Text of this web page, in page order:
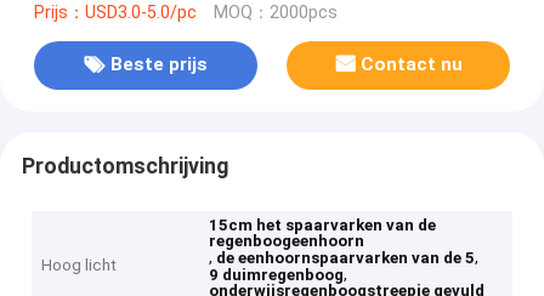
Prijs：USD3.0-5.0/pc MOQ：2000pcs
Beste prijs Contact nu
Productomschrijving
Hoog licht
15cm het spaarvarken van de
regenboogeenhoorn
, de eenhoornspaarvarken van de 5,
9 duimregenboog,
onderwijsregenboogstreepje gevuld